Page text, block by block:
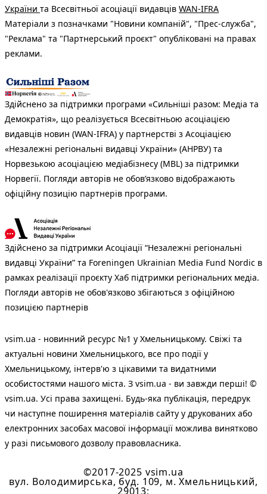
України та Всесвітньої асоціації видавців WAN-IFRA
Матеріали з позначками "Новини компаній", "Прес-служба",
"Реклама" та "Партнерський проєкт" опубліковані на правах
реклами.
Здійснено за підтримки програми «Сильніші разом: Медіа та
Демократія», що реалізується Всесвітньою асоціацією
видавців новин (WAN-IFRA) у партнерстві з Асоціацією
«Незалежні регіональні видавці України» (АНРВУ) та
Норвезькою асоціацією медіабізнесу (MBL) за підтримки
Норвегії. Погляди авторів не обов’язково відображають
офіційну позицію партнерів програми.
Здійснено за підтримки Асоціації “Незалежні регіональні
видавці України” та Foreningen Ukrainian Media Fund Nordic в
рамках реалізації проєкту Хаб підтримки регіональних медіа.
Погляди авторів не обов'язково збігаються з офіційною
позицією партнерів
vsim.ua - новинний ресурс №1 у Хмельницькому. Свіжі та
актуальні новини Хмельницького, все про події у
Хмельницькому, інтерв'ю з цікавими та видатними
особистостями нашого міста. З vsim.ua - ви завжди перші! ©
vsim.ua. Усі права захищені. Будь-яка публiкацiя, передрук
чи наступне поширення матеріалів сайту у друкованих або
електронних засобах масової інформації можлива винятково
у разі письмового дозволу правовласника.
©2017-2025 vsim.ua
вул. Володимирська, буд. 109, м. Хмельницький,
29013;